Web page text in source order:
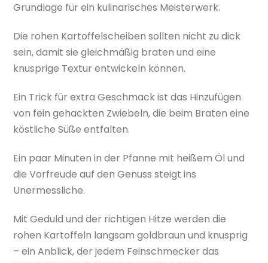
Grundlage für ein kulinarisches Meisterwerk.
Die rohen Kartoffelscheiben sollten nicht zu dick
sein, damit sie gleichmäßig braten und eine
knusprige Textur entwickeln können.
Ein Trick für extra Geschmack ist das Hinzufügen
von fein gehackten Zwiebeln, die beim Braten eine
köstliche Süße entfalten.
Ein paar Minuten in der Pfanne mit heißem Öl und
die Vorfreude auf den Genuss steigt ins
Unermessliche.
Mit Geduld und der richtigen Hitze werden die
rohen Kartoffeln langsam goldbraun und knusprig
– ein Anblick, der jedem Feinschmecker das